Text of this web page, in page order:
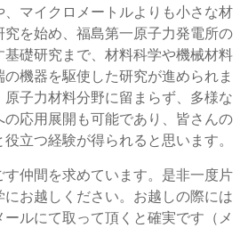
マイクロメートルよりも小さな材
を始め、福島第一原子力発電所の
礎研究まで、材料科学や機械材料
機器を駆使した研究が進められま
子力材料分野に留まらず、多様な
応用展開も可能であり、皆さんの
立つ経験が得られると思います。
す仲間を求めています。是非一度片
お越しください。お越しの際には
ルにて取って頂くと確実です（メ